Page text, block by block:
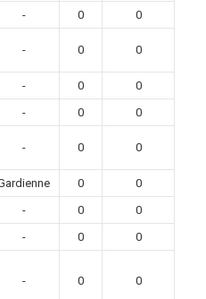
- 0
0
- 0 0
- 0
0
- 0
0
- 0 0
0
0
- 0
0
- 0
0
- 0 0